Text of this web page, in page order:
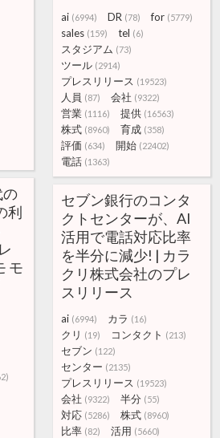
ai (6994) DR (78) for (5779)
sales (159) tel (6)
スタジアム (73)
ツール (2914)
プレスリリース (19523)
人員 (87) 会社 (9322)
営業 (1116) 提供 (16563)
株式 (8960) 育成 (358)
評価 (634) 開始 (22402)
電話 (1363)
の
利
モ
セブン銀行のコンタ
クトセンターが、AI
活用で電話対応比率
を半分に減少! | カラ
クリ株式会社のプレ
スリリース
ai (6994) カラ (16)
クリ (19) コンタクト (213)
セブン (122)
センター (2135)
プレスリリース (19523)
会社 (9322) 半分 (55)
対応 (5286) 株式 (8960)
比率 (82) 活用 (5660)